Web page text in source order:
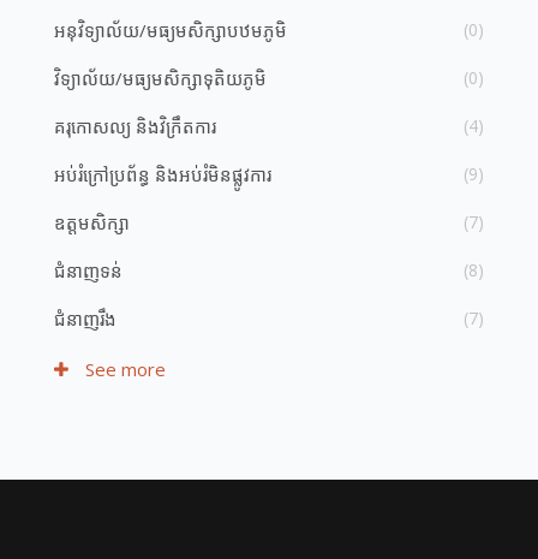
អនុវិទ្យាល័យ/មធ្យម​សិក្សា​បឋមភូមិ (0)
វិទ្យាល័យ​/​មធ្យម​សិក្សា​ទុតិយភូមិ (0)
គរុកោសល្យ និង​វិក្រឹតការ (4)
អប់រំ​ក្រៅ​ប្រព័ន្ធ និង​​អប់រំ​មិន​ផ្លូវ​ការ (9)
ឧត្តមសិក្សា (7)
ជំនាញ​ទន់ (8)
ជំនាញ​រឹង (7)
See more